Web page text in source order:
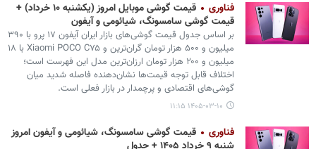
فناوری
قیمت گوشی موبایل امروز (یکشنبه ۱۰ خرداد) +
قیمت گوشی سامسونگ، شیائومی و آیفون
بر اساس جدول قیمت گوشی‌های بازار ایران آیفون ۱۷ پرو با ۳۹۰
میلیون و ۵۰۰ هزار تومان گران‌ترین و Xiaomi POCO C۷۵ با ۱۸
میلیون و ۲۰۰ هزار تومان ارزان‌ترین مدل این فهرست است؛
اختلاف قابل توجه قیمت‌ها نشان‌دهنده فاصله شدید میان
گوشی‌های اقتصادی و پرچمدار در بازار فعلی است.
۱۴۰۵-۰۳-۱۰ ۱۱:۱۵
فناوری
قیمت گوشی سامسونگ، شیائومی و آیفون امروز